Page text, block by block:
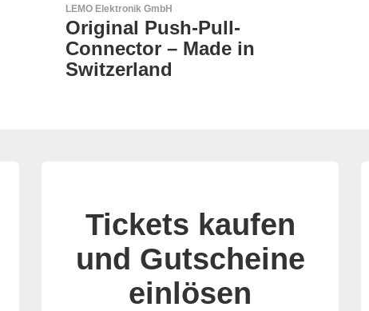
LEMO Elektronik GmbH
Original Push-Pull-
Connector – Made in
Switzerland
Tickets kaufen
und Gutscheine
einlösen